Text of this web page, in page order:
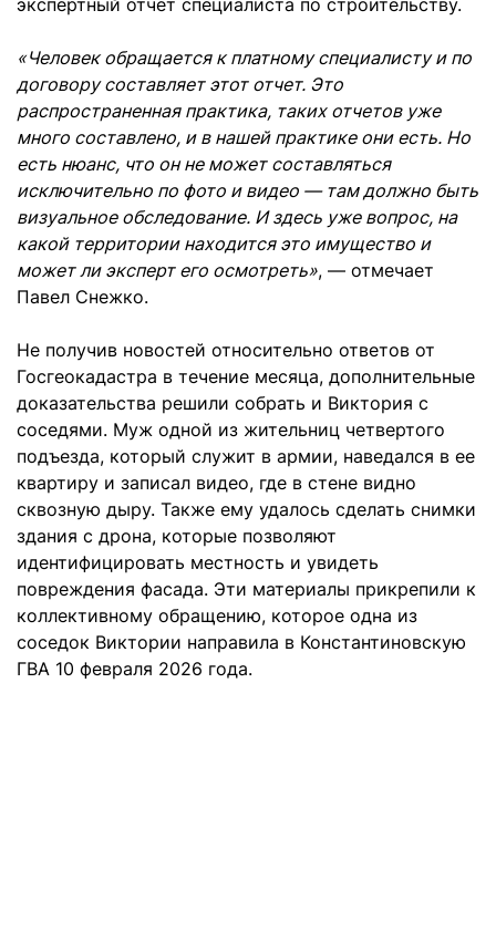
экспертный отчет специалиста по строительству.
«Человек обращается к платному специалисту и по
договору составляет этот отчет. Это
распространенная практика, таких отчетов уже
много составлено, и в нашей практике они есть. Но
есть нюанс, что он не может составляться
исключительно по фото и видео — там должно быть
визуальное обследование. И здесь уже вопрос, на
какой территории находится это имущество и
может ли эксперт его осмотреть», — отмечает
Павел Снежко.
Не получив новостей относительно ответов от
Госгеокадастра в течение месяца, дополнительные
доказательства решили собрать и Виктория с
соседями. Муж одной из жительниц четвертого
подъезда, который служит в армии, наведался в ее
квартиру и записал видео, где в стене видно
сквозную дыру. Также ему удалось сделать снимки
здания с дрона, которые позволяют
идентифицировать местность и увидеть
повреждения фасада. Эти материалы прикрепили к
коллективному обращению, которое одна из
соседок Виктории направила в Константиновскую
ГВА 10 февраля 2026 года.